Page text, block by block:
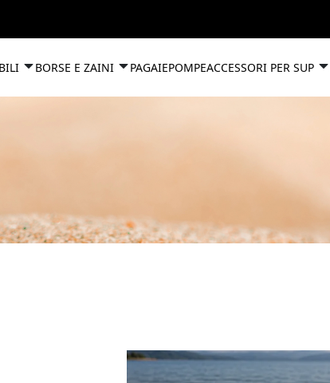
BORSE E ZAINI PAGAIEPOMPEACCESSORI PER SUP